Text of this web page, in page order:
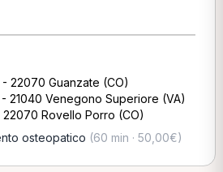
22070 Guanzate (CO)
21040 Venegono Superiore (VA)
22070 Rovello Porro (CO)
osteopatico (60 min · 50,00€)